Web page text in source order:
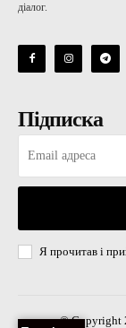
діалог.
Підписка
Я прочитав і
© Copyright